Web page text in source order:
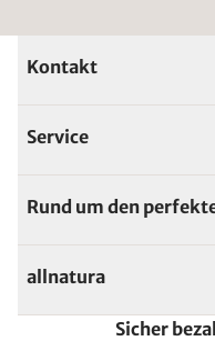
Kontakt
Service
Rund um den
allnatura
Sicher